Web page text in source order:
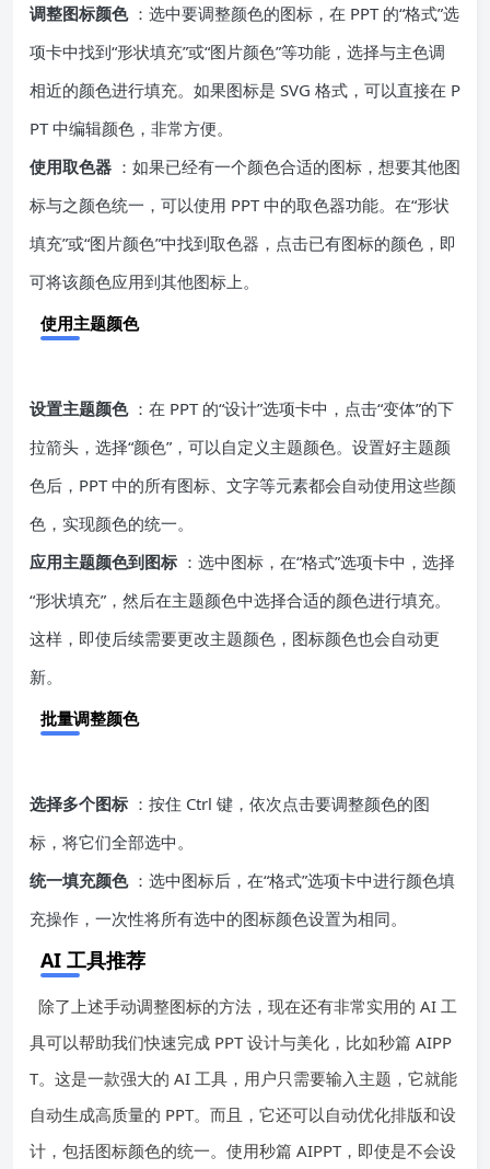
调整图标颜色 ：选中要调整颜色的图标，在 PPT 的“格式”选
项卡中找到“形状填充”或“图片颜色”等功能，选择与主色调
相近的颜色进行填充。如果图标是 SVG 格式，可以直接在 P
PT 中编辑颜色，非常方便。
使用取色器 ：如果已经有一个颜色合适的图标，想要其他图
标与之颜色统一，可以使用 PPT 中的取色器功能。在“形状
填充”或“图片颜色”中找到取色器，点击已有图标的颜色，即
可将该颜色应用到其他图标上。
使用主题颜色
设置主题颜色 ：在 PPT 的“设计”选项卡中，点击“变体”的下
拉箭头，选择“颜色”，可以自定义主题颜色。设置好主题颜
色后，PPT 中的所有图标、文字等元素都会自动使用这些颜
色，实现颜色的统一。
应用主题颜色到图标 ：选中图标，在“格式”选项卡中，选择
“形状填充”，然后在主题颜色中选择合适的颜色进行填充。
这样，即使后续需要更改主题颜色，图标颜色也会自动更
新。
批量调整颜色
选择多个图标 ：按住 Ctrl 键，依次点击要调整颜色的图
标，将它们全部选中。
统一填充颜色 ：选中图标后，在“格式”选项卡中进行颜色填
充操作，一次性将所有选中的图标颜色设置为相同。
AI 工具推荐
除了上述手动调整图标的方法，现在还有非常实用的 AI 工
具可以帮助我们快速完成 PPT 设计与美化，比如秒篇 AIPP
T。这是一款强大的 AI 工具，用户只需要输入主题，它就能
自动生成高质量的 PPT。而且，它还可以自动优化排版和设
计，包括图标颜色的统一。使用秒篇 AIPPT，即使是不会设